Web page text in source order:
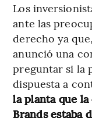
Los
ante las
derecho ya
anunció una
preguntar si la
dispuesta a
la planta que
Brands estaba